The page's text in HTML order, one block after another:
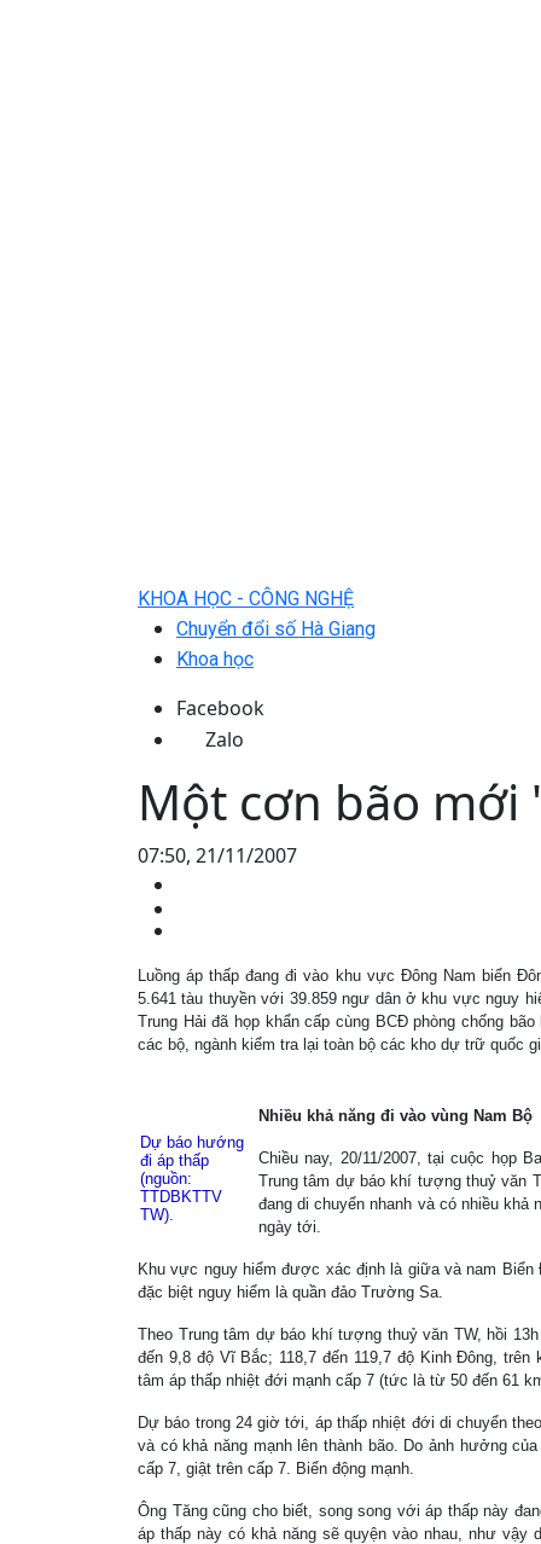
KHOA HỌC - CÔNG NGHỆ
Chuyển đổi số Hà Giang
Khoa học
Facebook
Zalo
Một cơn bão mới
07:50, 21/11/2007
Luồng áp thấp đang đi vào khu vực Đông Nam biển
5.641 tàu thuyền với 39.859 ngư dân ở khu vực nguy
Trung Hải đã họp khẩn cấp cùng BCĐ phòng chống
các bộ, ngành kiểm tra lại toàn bộ các kho dự trữ quốc
Dự báo hướng
đi áp thấp
(nguồn:
TTDBKTTV
TW).
Nhiều khả năng đi vào vùng Nam Bộ
Chiều nay, 20/11/2007, tại cuộc họp
Trung tâm dự báo khí tượng thuỷ văn
đang di chuyển nhanh và có nhiều khả
ngày tới.
Khu vực nguy hiểm được xác định là giữa và nam
đặc biệt nguy hiểm là quần đảo Trường Sa.
Theo Trung tâm dự báo khí tượng thuỷ văn TW, hồi
đến 9,8 độ Vĩ Bắc; 118,7 đến 119,7 độ Kinh Đông,
tâm áp thấp nhiệt đới mạnh cấp 7 (tức là từ 50 đến 61
Dự báo trong 24 giờ tới, áp thấp nhiệt đới di chuyển
và có khả năng mạnh lên thành bão. Do ảnh hưởng
cấp 7, giật trên cấp 7. Biển động mạnh.
Ông Tăng cũng cho biết, song song với áp thấp này
áp thấp này có khả năng sẽ quyện vào nhau, như